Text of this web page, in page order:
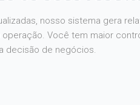
nosso sistema gera
Você tem maior
decisão de negócios.